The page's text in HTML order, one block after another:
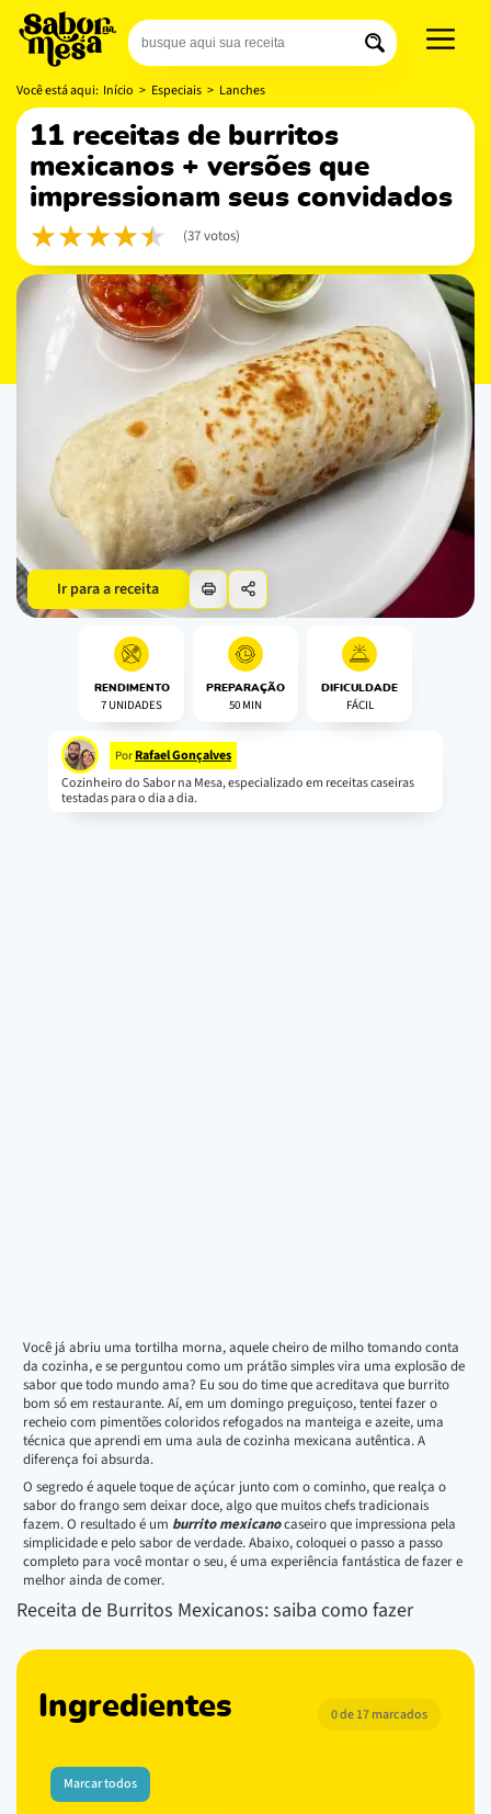
Você está aqui: Início > Especiais > Lanches
11 receitas de burritos
mexicanos + versões que
impressionam seus convidados
(37 votos)
Ir para a receita
RENDIMENTO
7 UNIDADES
PREPARAÇÃO
50 MIN
DIFICULDADE
FÁCIL
Por Rafael Gonçalves
Cozinheiro do Sabor na Mesa, especializado em receitas caseiras
testadas para o dia a dia.
Você já abriu uma tortilha morna, aquele cheiro de milho tomando conta
da cozinha, e se perguntou como um prátão simples vira uma explosão de
sabor que todo mundo ama? Eu sou do time que acreditava que burrito
bom só em restaurante. Aí, em um domingo preguiçoso, tentei fazer o
recheio com pimentões coloridos refogados na manteiga e azeite, uma
técnica que aprendi em uma aula de cozinha mexicana autêntica. A
diferença foi absurda.
O segredo é aquele toque de açúcar junto com o cominho, que realça o
sabor do frango sem deixar doce, algo que muitos chefs tradicionais
fazem. O resultado é um burrito mexicanocaseiro que impressiona pela
simplicidade e pelo sabor de verdade. Abaixo, coloquei o passo a passo
completo para você montar o seu, é uma experiência fantástica de fazer e
melhor ainda de comer.
Receita de Burritos Mexicanos: saiba como fazer
Ingredientes 0 de 17 marcados
Marcar todos